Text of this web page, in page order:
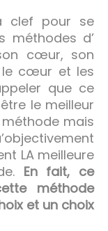
clef pour se
méthodes d’
cœur, son
le cœur et les
que ce
le meilleur
mais
LA meilleure
En fait, ce
méthode
et un choix